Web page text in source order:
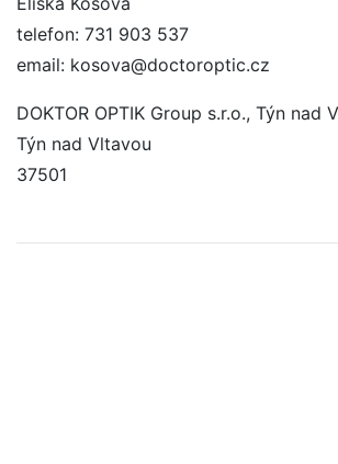
telefon: 731 903 537
email: kosova@doctoroptic.cz
DOKTOR OPTIK Group s.r.o., Týn nad
Týn nad Vltavou
37501